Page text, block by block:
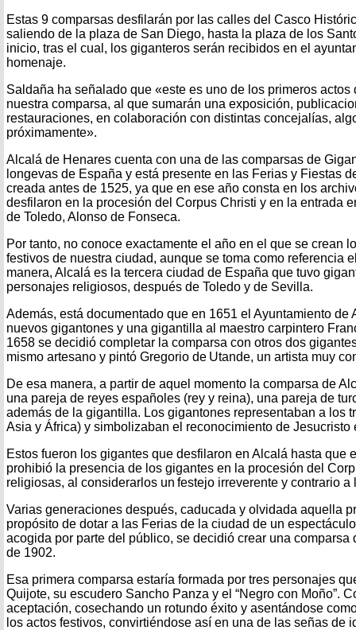
Estas 9 comparsas desfilarán por las calles del Casco
saliendo de la plaza de San Diego, hasta la plaza de los
inicio, tras el cual, los giganteros serán recibidos en el
homenaje.
Saldaña ha señalado que «este es uno de los primeros
nuestra comparsa, al que sumarán una exposición,
restauraciones, en colaboración con distintas concejalías,
próximamente».
Alcalá de Henares cuenta con una de las comparsas de
longevas de España y está presente en las Ferias y Fiestas
creada antes de 1525, ya que en ese año consta en los
desfilaron en la procesión del Corpus Christi y en la entrada
de Toledo, Alonso de Fonseca.
Por tanto, no conoce exactamente el año en el que se crean
festivos de nuestra ciudad, aunque se toma como referencia
manera, Alcalá es la tercera ciudad de España que tuvo
personajes religiosos, después de Toledo y de Sevilla.
Además, está documentado que en 1651 el Ayuntamiento de
nuevos gigantones y una gigantilla al maestro carpintero
1658 se decidió completar la comparsa con otros dos
mismo artesano y pintó Gregorio de Utande, un artista muy
De esa manera, a partir de aquel momento la comparsa de
una pareja de reyes españoles (rey y reina), una pareja de
además de la gigantilla. Los gigantones representaban a los
Asia y África) y simbolizaban el reconocimiento de Jesucristo
Estos fueron los gigantes que desfilaron en Alcalá hasta que
prohibió la presencia de los gigantes en la procesión del
religiosas, al considerarlos un festejo irreverente y contrario a
Varias generaciones después, caducada y olvidada aquella
propósito de dotar a las Ferias de la ciudad de un
acogida por parte del público, se decidió crear una comparsa
de 1902.
Esa primera comparsa estaría formada por tres personajes
Quijote, su escudero Sancho Panza y el “Negro con Moño”.
aceptación, cosechando un rotundo éxito y asentándose
los actos festivos, convirtiéndose así en una de las señas de